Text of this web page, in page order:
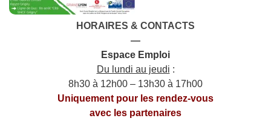
HORAIRES & CONTACTS
—
Espace Emploi
Du lundi au jeudi :
8h30 à 12h00 – 13h30 à 17h00
Uniquement pour les rendez-vous
avec les partenaires